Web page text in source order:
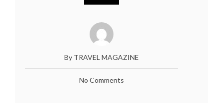
By TRAVEL MAGAZINE
No Comments